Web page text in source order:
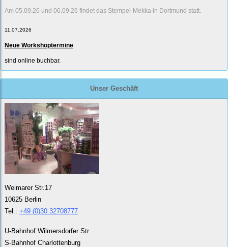
Am 05.09.26 und 06.09.26 findet das Stempel-Mekka in Dortmund statt.
11.07.2026
Neue Workshoptermine
sind online buchbar.
Unser Geschäft
Weimarer Str.17
10625 Berlin
Tel.: +49 (0)30 32708777
U-Bahnhof Wilmersdorfer Str.
S-Bahnhof Charlottenburg